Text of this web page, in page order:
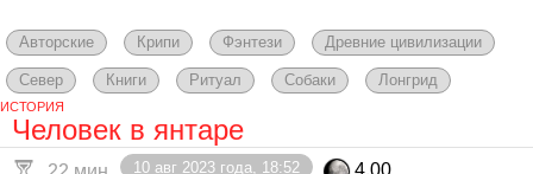
Авторские Крипи Фэнтези Древние цивилизации
Север Книги Ритуал Собаки Лонгрид
ИСТОРИЯ
Человек в янтаре
10 авг 2023 года, 18:52
4.00